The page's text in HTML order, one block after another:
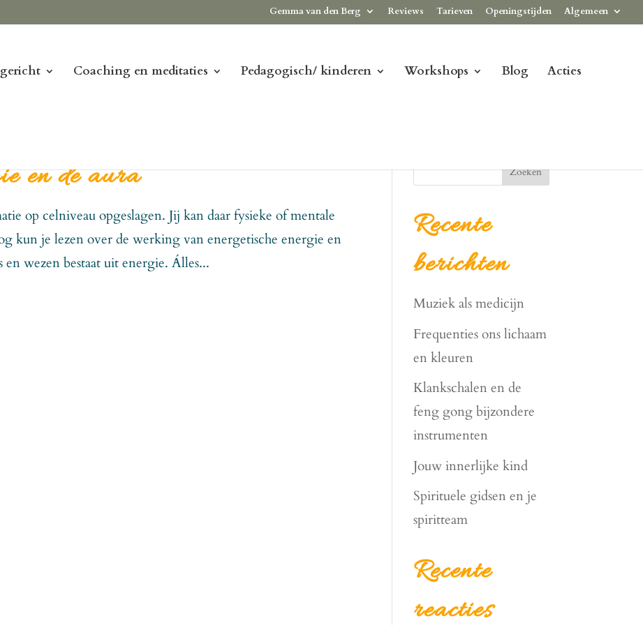
Gemma van den Berg Reviews Tarieven Openingstijden Algemeen
Coaching en meditaties Pedagogisch/ kinderen Workshops Blog Acties
en de aura
op celniveau opgeslagen. Jij kan daar fysieke of mentale
kun je lezen over de werking van energetische energie en
en wezen bestaat uit energie. Álles...
Zoeken
Recente
berichten
Muziek als medicijn
Frequenties ons lichaam
en kleuren
Klankschalen en de
feng gong bijzondere
instrumenten
Jouw innerlijke kind
Spirituele gidsen en je
spiritteam
Recente
reacties